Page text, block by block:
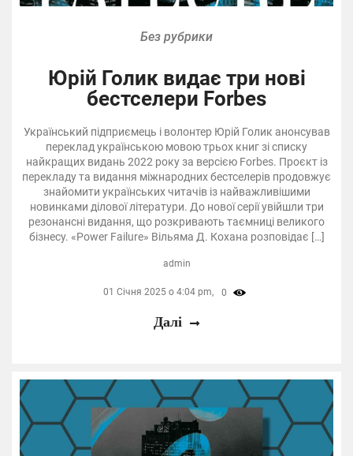
Без рубрики
Юрій Голик видає три нові
бестселери Forbes
Український підприємець і волонтер Юрій Голик анонсував
переклад українською мовою трьох книг зі списку
найкращих видань 2022 року за версією Forbes. Проєкт із
перекладу та видання міжнародних бестселерів продовжує
знайомити українських читачів із найважливішими
новинками ділової літератури. До нової серії увійшли три
резонансні видання, що розкривають таємниці великого
бізнесу. «Power Failure» Вільяма Д. Кохана розповідає […]
admin
01 Січня 2025 о 4:04 pm, 0
Далі